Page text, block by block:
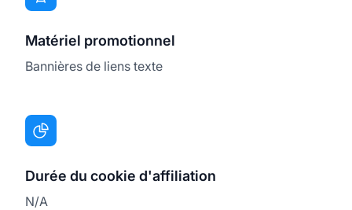
Matériel promotionnel
Bannières de liens texte
Durée du cookie d'affiliation
N/A